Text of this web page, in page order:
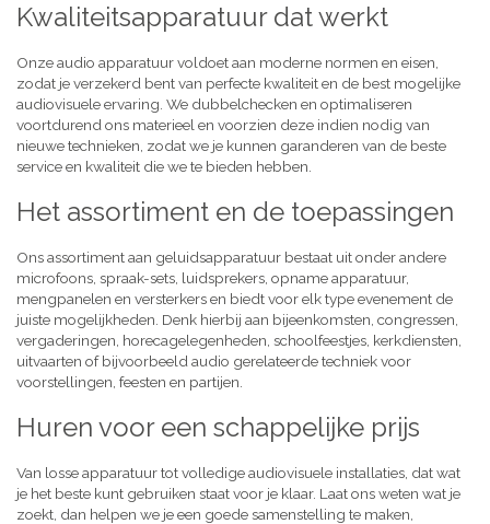
Kwaliteitsapparatuur dat werkt
Onze audio apparatuur voldoet aan moderne normen en eisen,
zodat je verzekerd bent van perfecte kwaliteit en de best mogelijke
audiovisuele ervaring. We dubbelchecken en optimaliseren
voortdurend ons materieel en voorzien deze indien nodig van
nieuwe technieken, zodat we je kunnen garanderen van de beste
service en kwaliteit die we te bieden hebben.
Het assortiment en de toepassingen
Ons assortiment aan geluidsapparatuur bestaat uit onder andere
microfoons, spraak-sets, luidsprekers, opname apparatuur,
mengpanelen en versterkers en biedt voor elk type evenement de
juiste mogelijkheden. Denk hierbij aan bijeenkomsten, congressen,
vergaderingen, horecagelegenheden, schoolfeestjes, kerkdiensten,
uitvaarten of bijvoorbeeld audio gerelateerde techniek voor
voorstellingen, feesten en partijen.
Huren voor een schappelijke prijs
Van losse apparatuur tot volledige audiovisuele installaties, dat wat
je het beste kunt gebruiken staat voor je klaar. Laat ons weten wat je
zoekt, dan helpen we je een goede samenstelling te maken,